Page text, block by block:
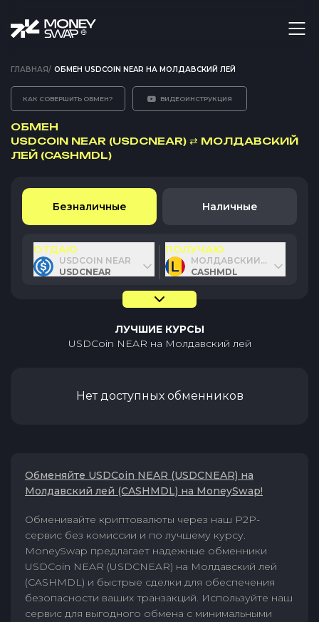
ГЛАВНАЯ/ ОБМЕН USDCOIN NEAR НА МОЛДАВСКИЙ ЛЕЙ
КАК СОВЕРШИТЬ ОБМЕН? ВИДЕОИНСТРУКЦИЯ
ОБМЕН
USDCOIN NEAR (USDCNEAR) ⇄ МОЛДАВСКИЙ
ЛЕЙ (CASHMDL)
Безналичные Наличные
ОТДАЮ
USDCOIN NEAR
USDCNEAR
ПОЛУЧАЮ
МОЛДАВСКИЙ ЛЕЙ
CASHMDL
ЛУЧШИЕ КУРСЫ
USDCoin NEAR на Молдавский лей
Нет доступных обменников
Обменяйте USDCoin NEAR (USDCNEAR) на
Молдавский лей (CASHMDL) на MoneySwap!
Обменивайте криптовалюты через наш P2P-
сервис без комиссии и по лучшему курсу.
MoneySwap предлагает надежные обменники
USDCoin NEAR (USDCNEAR) на Молдавский лей
(CASHMDL) и быстрые сделки для обеспечения
безопасности ваших транзакций. Используйте наш
сервис для выгодного обмена с минимальными